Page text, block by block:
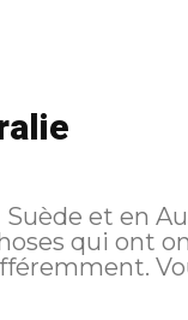
et en
qui ont
et parfois